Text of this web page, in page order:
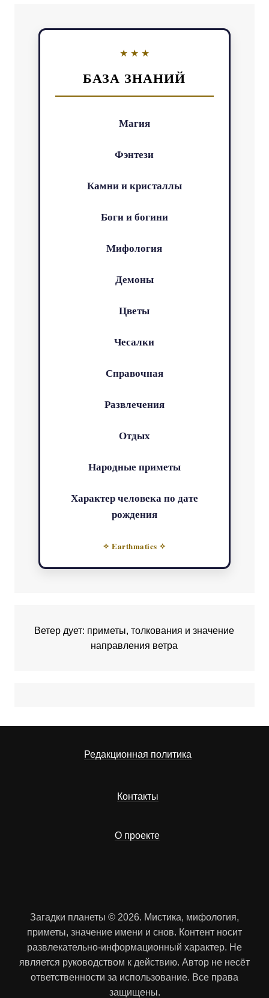
БАЗА ЗНАНИЙ
Магия
Фэнтези
Камни и кристаллы
Боги и богини
Мифология
Демоны
Цветы
Чесалки
Справочная
Развлечения
Отдых
Народные приметы
Характер человека по дате
рождения
✧ Earthmatics ✧
Ветер дует: приметы, толкования и значение
направления ветра
Редакционная политика
Контакты
О проекте
Загадки планеты © 2026. Мистика, мифология,
приметы, значение имени и снов. Контент носит
развлекательно-информационный характер. Не
является руководством к действию. Автор не несёт
ответственности за использование. Все права
защищены.